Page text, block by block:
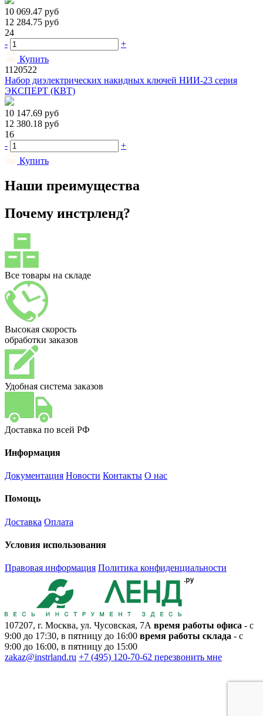
10 069.47 руб
12 284.75 руб
24
-
+
Купить
1120522
Набор диэлектрических накидных ключей НИИ-23 серия
ЭКСПЕРТ (КВТ)
10 147.69 руб
12 380.18 руб
16
-
+
Купить
Наши преимущества
Почему инстрленд?
Все товары на складе
Высокая скорость
обработки заказов
Удобная система заказов
Доставка по всей РФ
Информация
Документация Новости Контакты О нас
Помощь
Доставка Оплата
Условия использования
Правовая информация Политика конфиденциальности
107207, г. Москва, ул. Чусовская, 7А время работы офиса - с
9:00 до 17:30, в пятницу до 16:00 время работы склада - с
9:00 до 16:00, в пятницу до 15:00
zakaz@instrland.ru +7 (495) 120-70-62 перезвонить мне